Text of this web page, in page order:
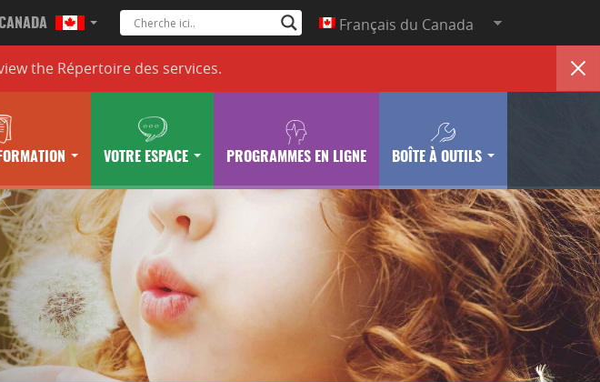
Français du Canada
the Répertoire des services.
VOTRE ESPACE PROGRAMMES EN LIGNE BOÎTE À OUTILS